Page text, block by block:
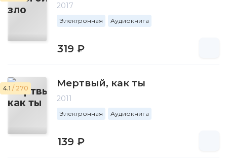
2017
Электронная Аудиокнига
319 ₽
4.1 / 270 Мертвый, как ты
2011
Электронная Аудиокнига
139 ₽